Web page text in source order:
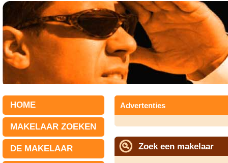
HOME
MAKELAAR ZOEKEN
DE MAKELAAR
Advertenties
Zoek een makelaar